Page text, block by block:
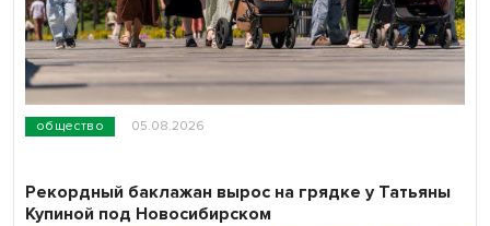
общество 05.08.2026
Рекордный баклажан вырос на грядке у Татьяны
Купиной под Новосибирском